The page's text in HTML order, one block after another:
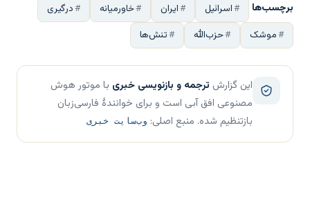
برچسب‌ها اسرائیل ایران خاورمیانه
درگیری
موشک
حزب‌الله تنش‌ها
این گزارش ترجمه و بازنویسی خبری با موتور هوش
مصنوعی افق آبی است و برای خوانندهٔ فارسی‌زبان
بازتنظیم شده. منبع اصلی: وب‌سایت خبری